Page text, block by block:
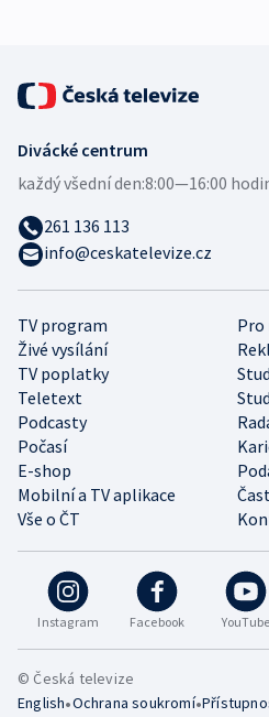
Instagram Facebook YouTube
TV program
Pro
Živé vysílání
TV poplatky
Teletext
Podcasty
Počasí
E-shop
Mobilní a TV aplikace
Vše o ČT
Divácké centrum
každý všední den:8:00—16:00
261 136 113
info@ceskatelevize.cz
© Česká televize
English•Ochrana soukromí•